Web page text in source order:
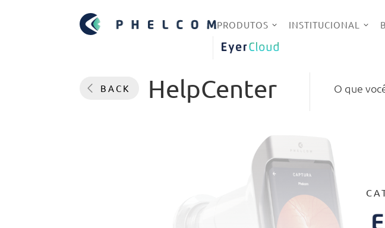
PRODUTOS INSTITUCIONAL
EYERCLOUD
BACK HelpCenter O que